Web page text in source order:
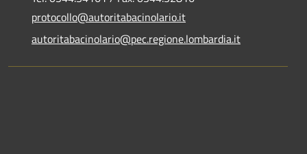
protocollo@autoritabacinolario.it
autoritabacinolario@pec.regione.lombardia.it